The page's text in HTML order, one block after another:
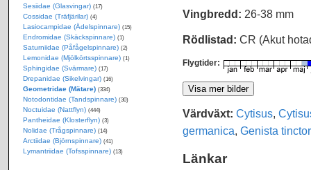
Vingbredd: 26-38 mm
Rödlistad: CR (Akut
Flygtider:
Värdväxt: Cytisus,
germanica Genista
Länkar
Sesiidae (Glasvingar) (17)
Cossidae (Träfjärilar) (4)
Lasiocampidae (Ädelspinnare) (15)
Endromidae (Skäckspinnare) (1)
Saturniidae (Påfågelspinnare) (2)
Lemonidae (Mjölkörtsspinnare) (1)
Sphingidae (Svärmare) (17)
Drepanidae (Sikelvingar) (16)
Geometridae (Mätare) (334)
Notodontidae (Tandspinnare) (30)
Noctuidae (Nattflyn) (444)
Pantheidae (Klosterflyn) (3)
Nolidae (Trågspinnare) (14)
Arctiidae (Björnspinnare) (41)
Lymantriidae (Tofsspinnare) (13)